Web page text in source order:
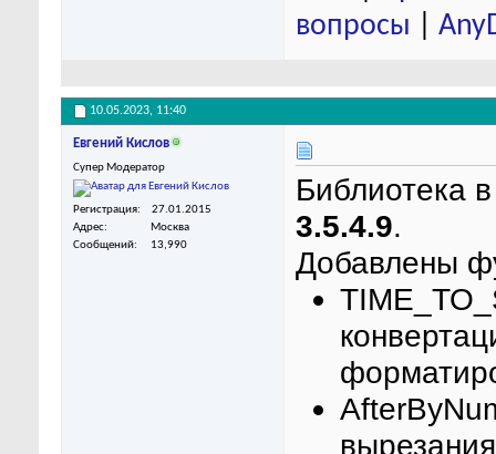
вопросы
10.05.2023, 11:40
Евгений Кислов
Супер Модератор
Регистрация
27.01.2015
Адрес
Москва
Сообщений
13,990
Библиотека
3.5.4.9.
Добавлены